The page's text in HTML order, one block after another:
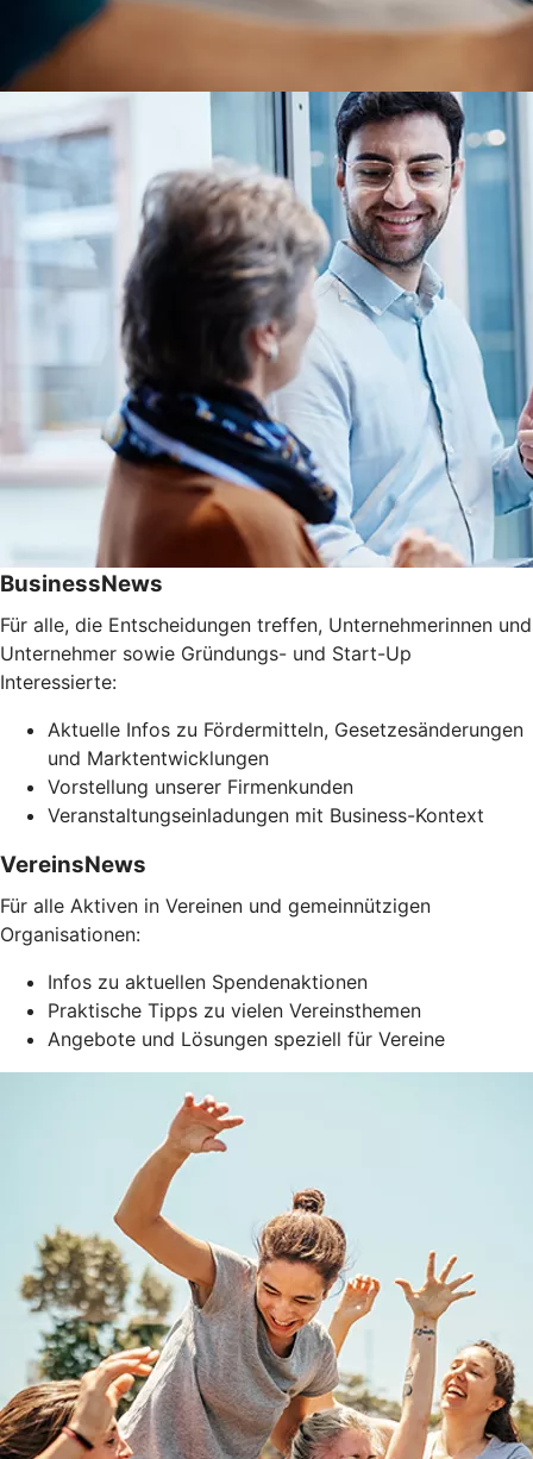
BusinessNews
Für alle, die Entscheidungen treffen, Unternehmerinnen und
Unternehmer sowie Gründungs- und Start-Up
Interessierte:
Aktuelle Infos zu Fördermitteln, Gesetzesänderungen
und Marktentwicklungen
Vorstellung unserer Firmenkunden
Veranstaltungseinladungen mit Business-Kontext
VereinsNews
Für alle Aktiven in Vereinen und gemeinnützigen
Organisationen:
Infos zu aktuellen Spendenaktionen
Praktische Tipps zu vielen Vereinsthemen
Angebote und Lösungen speziell für Vereine